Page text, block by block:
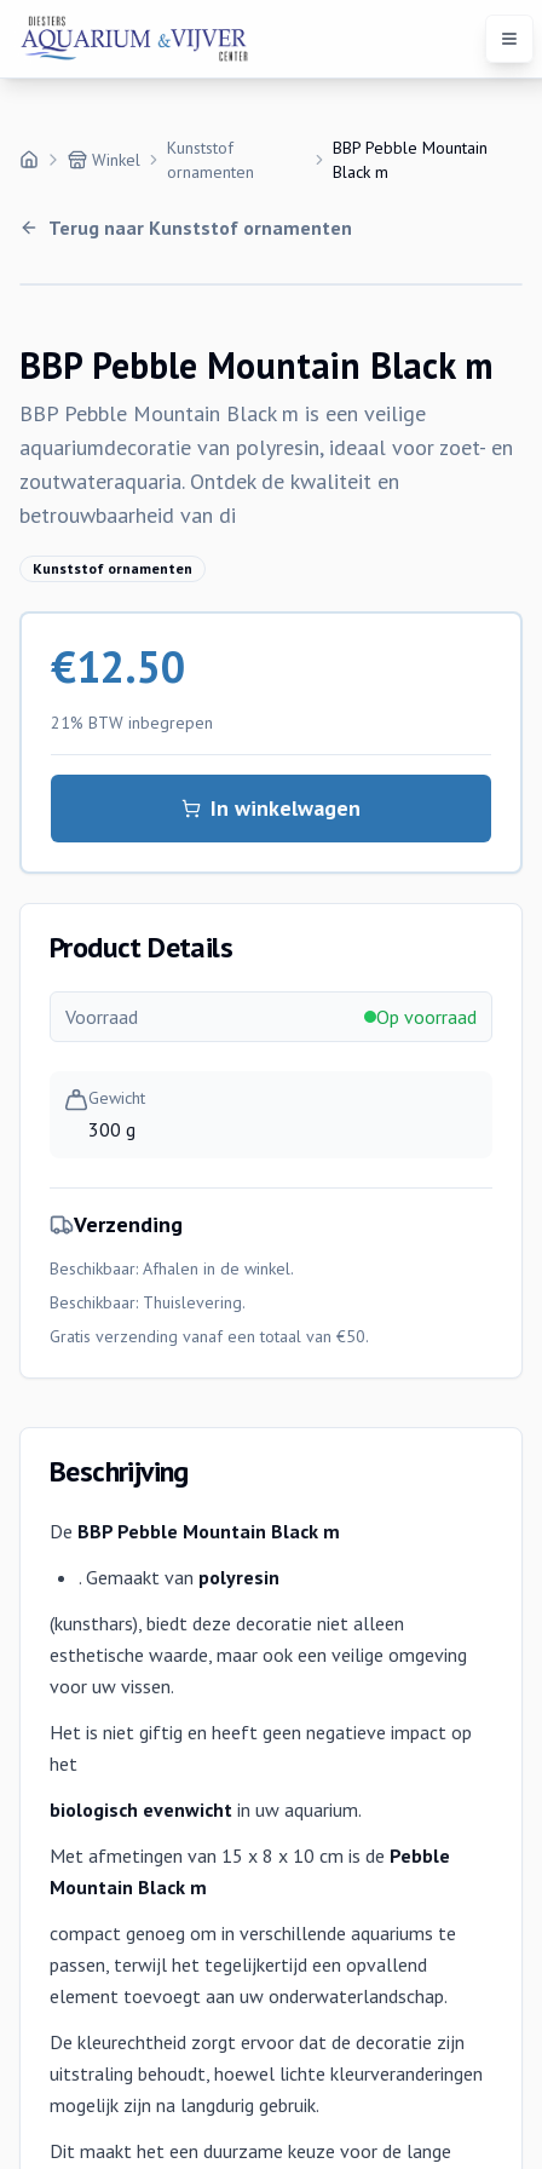
Winkel
Kunststof
ornamenten
BBP Pebble Mountain
Black m
Terug naar Kunststof ornamenten
BBP Pebble Mountain Black m
BBP Pebble Mountain Black m is een veilige
aquariumdecoratie van polyresin, ideaal voor zoet- en
zoutwateraquaria. Ontdek de kwaliteit en
betrouwbaarheid van di
Kunststof ornamenten
€12.50
21% BTW inbegrepen
In winkelwagen
Product Details
Voorraad Op voorraad
Gewicht
300 g
Verzending
Beschikbaar: Afhalen in de winkel.
Beschikbaar: Thuislevering.
Gratis verzending vanaf een totaal van €50.
Beschrijving
De BBP Pebble Mountain Black m
. Gemaakt van polyresin
(kunsthars), biedt deze decoratie niet alleen
esthetische waarde, maar ook een veilige omgeving
voor uw vissen.
Het is niet giftig en heeft geen negatieve impact op
het
biologisch evenwicht in uw aquarium.
Met afmetingen van 15 x 8 x 10 cm is de Pebble
Mountain Black m
compact genoeg om in verschillende aquariums te
passen, terwijl het tegelijkertijd een opvallend
element toevoegt aan uw onderwaterlandschap.
De kleurechtheid zorgt ervoor dat de decoratie zijn
uitstraling behoudt, hoewel lichte kleurveranderingen
mogelijk zijn na langdurig gebruik.
Dit maakt het een duurzame keuze voor de lange